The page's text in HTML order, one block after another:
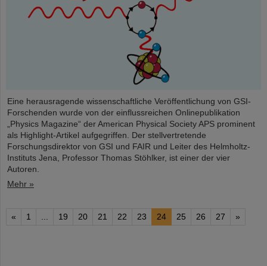
Eine herausragende wissenschaftliche Veröffentlichung von GSI-
Forschenden wurde von der einflussreichen Onlinepublikation
„Physics Magazine“ der American Physical Society APS prominent
als Highlight-Artikel aufgegriffen. Der stellvertretende
Forschungsdirektor von GSI und FAIR und Leiter des Helmholtz-
Instituts Jena, Professor Thomas Stöhlker, ist einer der vier
Autoren.
Mehr »
« 1 ... 19 20 21 22 23 24 25 26 27 »